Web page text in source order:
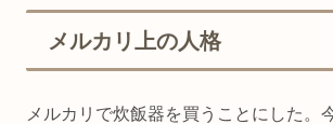
メルカリ上の人格
メルカリで炊飯器を買うことにした。